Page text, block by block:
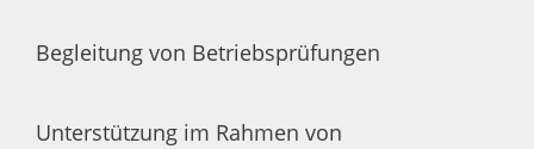
Begleitung von Betriebsprüfungen
Unterstützung im Rahmen von